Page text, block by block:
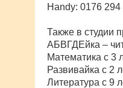
Handy: 0176
Также в студии
АБВГДЕйка –
Математика с 3
Развивайка с 2
Литература с 9